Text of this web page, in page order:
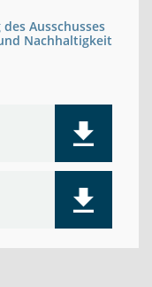
Ausschusses
Nachhaltigkeit